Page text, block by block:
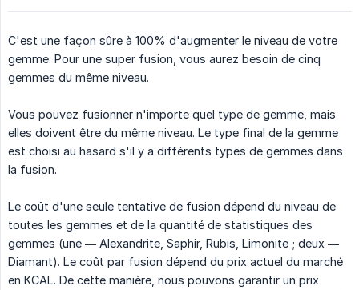
C'est une façon sûre à 100% d'augmenter le niveau de votre
gemme. Pour une super fusion, vous aurez besoin de cinq
gemmes du même niveau.
Vous pouvez fusionner n'importe quel type de gemme, mais
elles doivent être du même niveau. Le type final de la gemme
est choisi au hasard s'il y a différents types de gemmes dans
la fusion.
Le coût d'une seule tentative de fusion dépend du niveau de
toutes les gemmes et de la quantité de statistiques des
gemmes (une — Alexandrite, Saphir, Rubis, Limonite ; deux —
Diamant). Le coût par fusion dépend du prix actuel du marché
en KCAL. De cette manière, nous pouvons garantir un prix